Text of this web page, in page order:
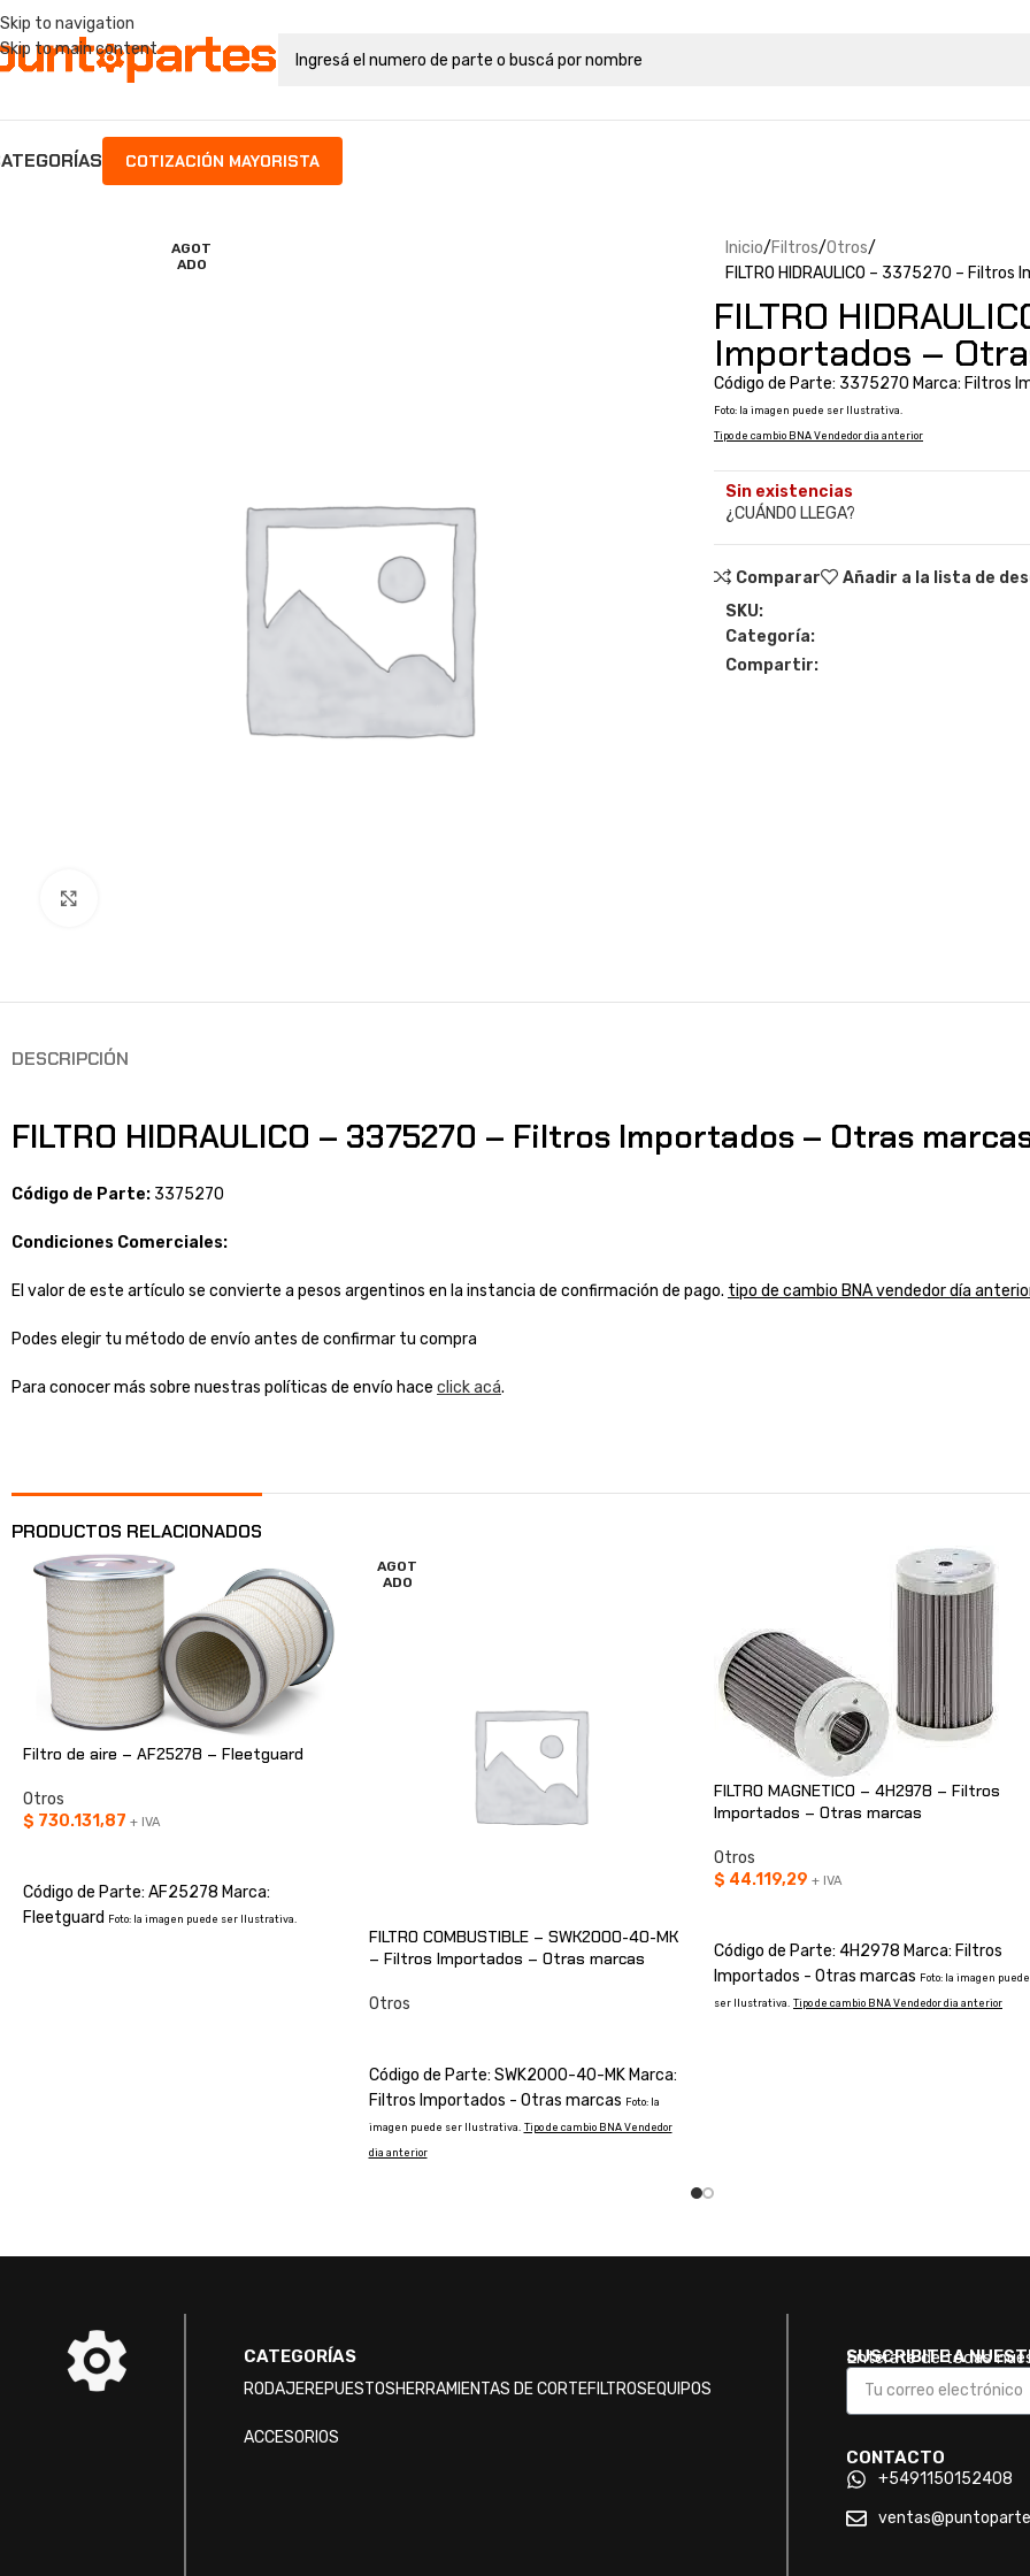
Skip to navigation
Skip to main content
COTIZACIÓN MAYORISTA
AGOT
ADO
Inicio Filtros Otros
FILTRO HIDRAULICO – 3375270 –
FILTRO
Importados –
Código de Parte: 3375270 Marca: Filtros
Foto: la imagen puede ser Ilustrativa.
Tipo de cambio BNA Vendedor dia anterior
Sin existencias
¿CUÁNDO LLEGA?
Comparar
Añadir a la lista de
SKU:
Categoría:
Compartir:
DESCRIPCIÓN
FILTRO HIDRAULICO – 3375270 – Filtros Importados – Otras
Código de Parte: 3375270
Condiciones Comerciales:
El valor de este artículo se convierte a pesos argentinos en la instancia de confirmación de pago. tipo de cambio BNA vendedor día
Podes elegir tu método de envío antes de confirmar tu compra
Para conocer más sobre nuestras políticas de envío hace click acá.
PRODUCTOS RELACIONADOS
Filtro de aire – AF25278 – Fleetguard
Otros
$ 730.131,87 + IVA
Código de Parte: AF25278 Marca:
Fleetguard
Foto: la imagen puede ser Ilustrativa.
AGOT
ADO
FILTRO COMBUSTIBLE – SWK2000-40-MK
– Filtros Importados – Otras marcas
Otros
Código de Parte: SWK2000-40-MK Marca:
Filtros Importados - Otras marcas Foto: la
imagen puede ser Ilustrativa. Tipo de cambio BNA Vendedor
dia anterior
FILTRO MAGNETICO – 4H2978 – Filtros
Importados – Otras marcas
Otros
$ 44.119,29 + IVA
Código de Parte: 4H2978 Marca: Filtros
Importados - Otras marcas Foto: la imagen puede
ser Ilustrativa. Tipo de cambio BNA Vendedor dia anterior
CATEGORÍAS
RODAJEREPUESTOSHERRAMIENTAS DE CORTEFILTROSEQUIPOS
ACCESORIOS
SUSCRIBITE A
Enterate de todas
CONTACTO
+5491150152408